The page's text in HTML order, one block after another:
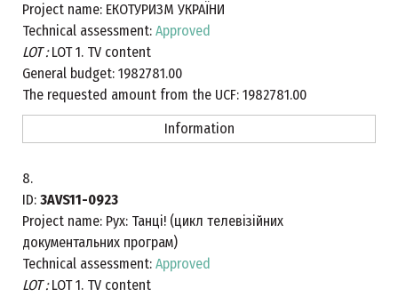
Project name: ЕКОТУРИЗМ УКРАЇНИ
Technical assessment: Approved
LOT :LOT 1. TV content
General budget: 1982781.00
The requested amount from the UCF: 1982781.00
Information
8.
ID: 3AVS11-0923
Project name: Рух: Танці! (цикл телевізійних
документальних програм)
Technical assessment: Approved
LOT :LOT 1. TV content